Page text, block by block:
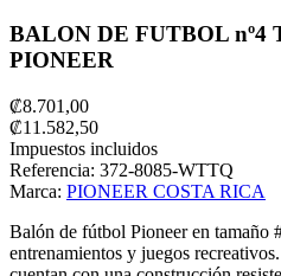
BALON DE FUTBOL nº4
PIONEER
₡8.701,00
₡11.582,50
Impuestos incluidos
Referencia: 372-8085-WTTQ
Marca: PIONEER COSTA RICA
Balón de fútbol Pioneer en tamaño
entrenamientos y juegos